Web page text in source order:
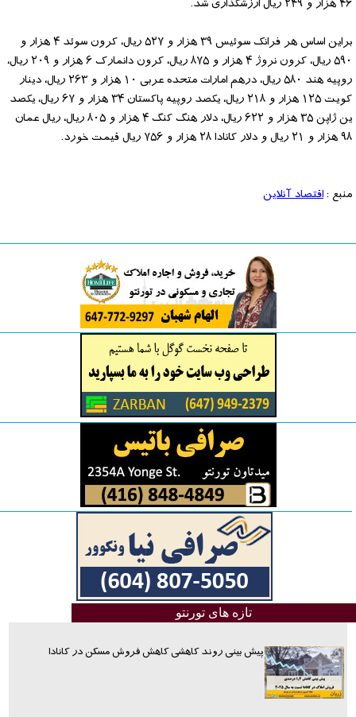
براین اساس هر فرانک سوئیس ۳۹ هزار و ۵۲۷ ریال، کرون سوئد ۴ هزار و
۵۹۰ ریال، کرون نروژ ۴ هزار و ۸۷۵ ریال، کرون دانمارک ۶ هزار و ۲۰۹ ریال،
روپیه هند ۵۸۰ ریال، درهم امارات متحده عربی ۱۰ هزار و ۲۶۳ ریال، دینار
کویت ۱۲۵ هزار و ۲۱۸ ریال، یکصد روپیه پاکستان ۳۴ هزار و ۶۷ ریال، یکصد
ین ژاپن ۳۵ هزار و ۶۲۲ ریال، دلار هنگ کنگ ۴ هزار و ۸۰۵ ریال، ریال عمان
۹۸ هزار و ۲۱ ریال و دلار کانادا ۲۸ هزار و ۷۵۶ ریال قیمت خورد.
منبع :اقتصاد آنلاین
تازه های تورنتو
پیش بینی روند کاهشی کاهش فروش مسکن در کانادا